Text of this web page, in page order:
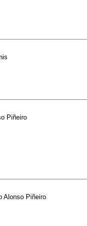
Piñeiro
Alonso Piñeiro